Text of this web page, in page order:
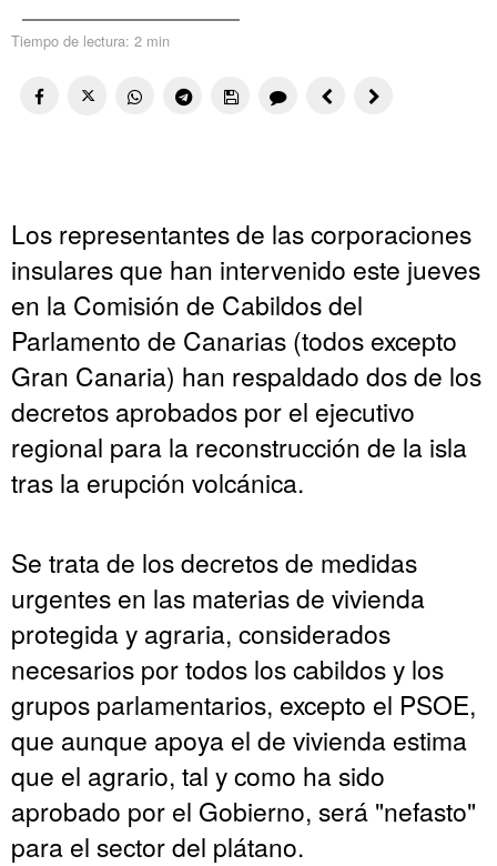
Tiempo de lectura: 2 min
Los representantes de las corporaciones
insulares que han intervenido este jueves
en la Comisión de Cabildos del
Parlamento de Canarias (todos excepto
Gran Canaria) han respaldado dos de los
decretos aprobados por el ejecutivo
regional para la reconstrucción de la isla
tras la erupción volcánica.
Se trata de los decretos de medidas
urgentes en las materias de vivienda
protegida y agraria, considerados
necesarios por todos los cabildos y los
grupos parlamentarios, excepto el PSOE,
que aunque apoya el de vivienda estima
que el agrario, tal y como ha sido
aprobado por el Gobierno, será "nefasto"
para el sector del plátano.